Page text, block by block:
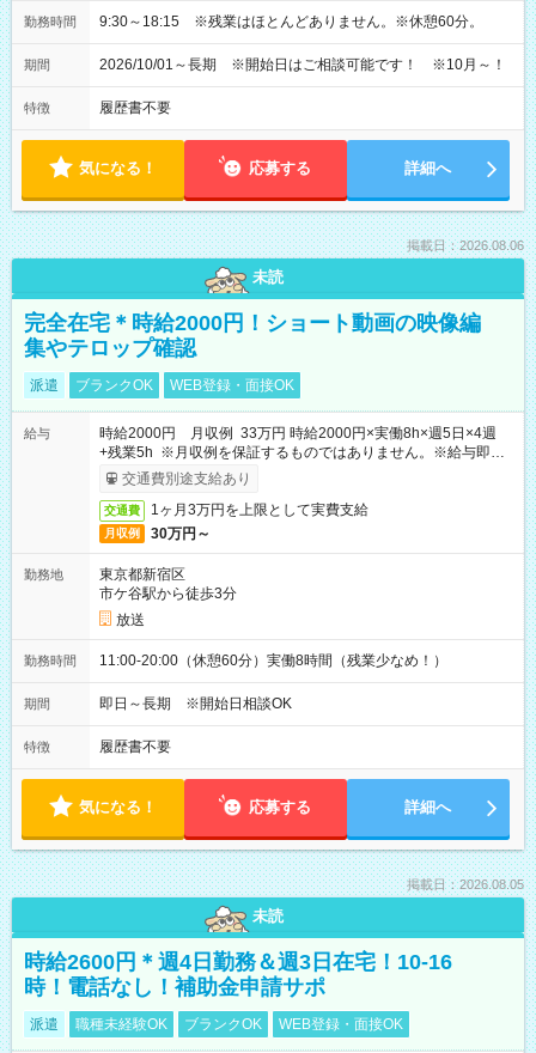
勤務時間 9:30～18:15 ※残業はほとんどありません。※休憩60分。
期間 2026/10/01～長期 ※開始日はご相談可能です！ ※10月～！
特徴 履歴書不要
気になる！ 応募する 詳細へ
掲載日：2026.08.06
未読
完全在宅＊時給2000円！ショート動画の映像編
集やテロップ確認
派遣 ブランクOK WEB登録・面接OK
給与
時給2000円 月収例 33万円 時給2000円×実働8h×週5日×4週
+残業5h ※月収例を保証するものではありません。※給与即受
取りサービス利用可（利用条件有）
交通費別途支給あり
交通費 1ヶ月3万円を上限として実費支給
月収例 30万円～
勤務地
東京都新宿区
市ケ谷駅から徒歩3分
放送
勤務時間 11:00-20:00（休憩60分）実働8時間（残業少なめ！）
期間 即日～長期 ※開始日相談OK
特徴 履歴書不要
気になる！ 応募する 詳細へ
掲載日：2026.08.05
未読
時給2600円＊週4日勤務＆週3日在宅！10-16
時！電話なし！補助金申請サポ
派遣 職種未経験OK ブランクOK WEB登録・面接OK